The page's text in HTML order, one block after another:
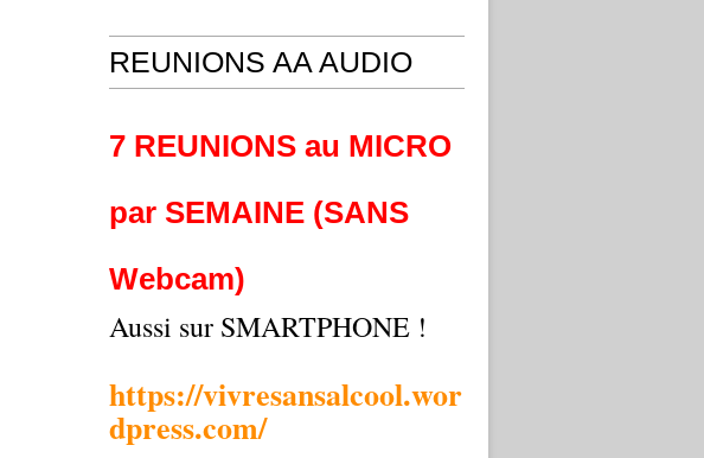
REUNIONS AA AUDIO
7 REUNIONS au MICRO
par SEMAINE (SANS
Webcam)
Aussi sur SMARTPHONE !
https://vivresansalcool.wor
dpress.com/